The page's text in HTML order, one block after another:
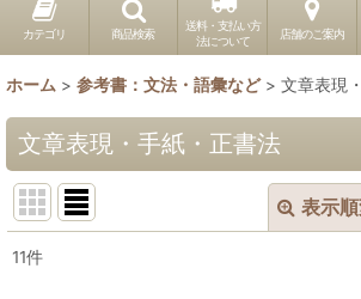
カテゴリ 商品検索
送料・支払い方
法について
店舗のご案内
ホーム > 参考書：文法・語彙など > 文章表現
文章表現・手紙・正書法
表示
11件